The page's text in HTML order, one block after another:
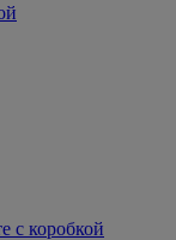
с коробкой